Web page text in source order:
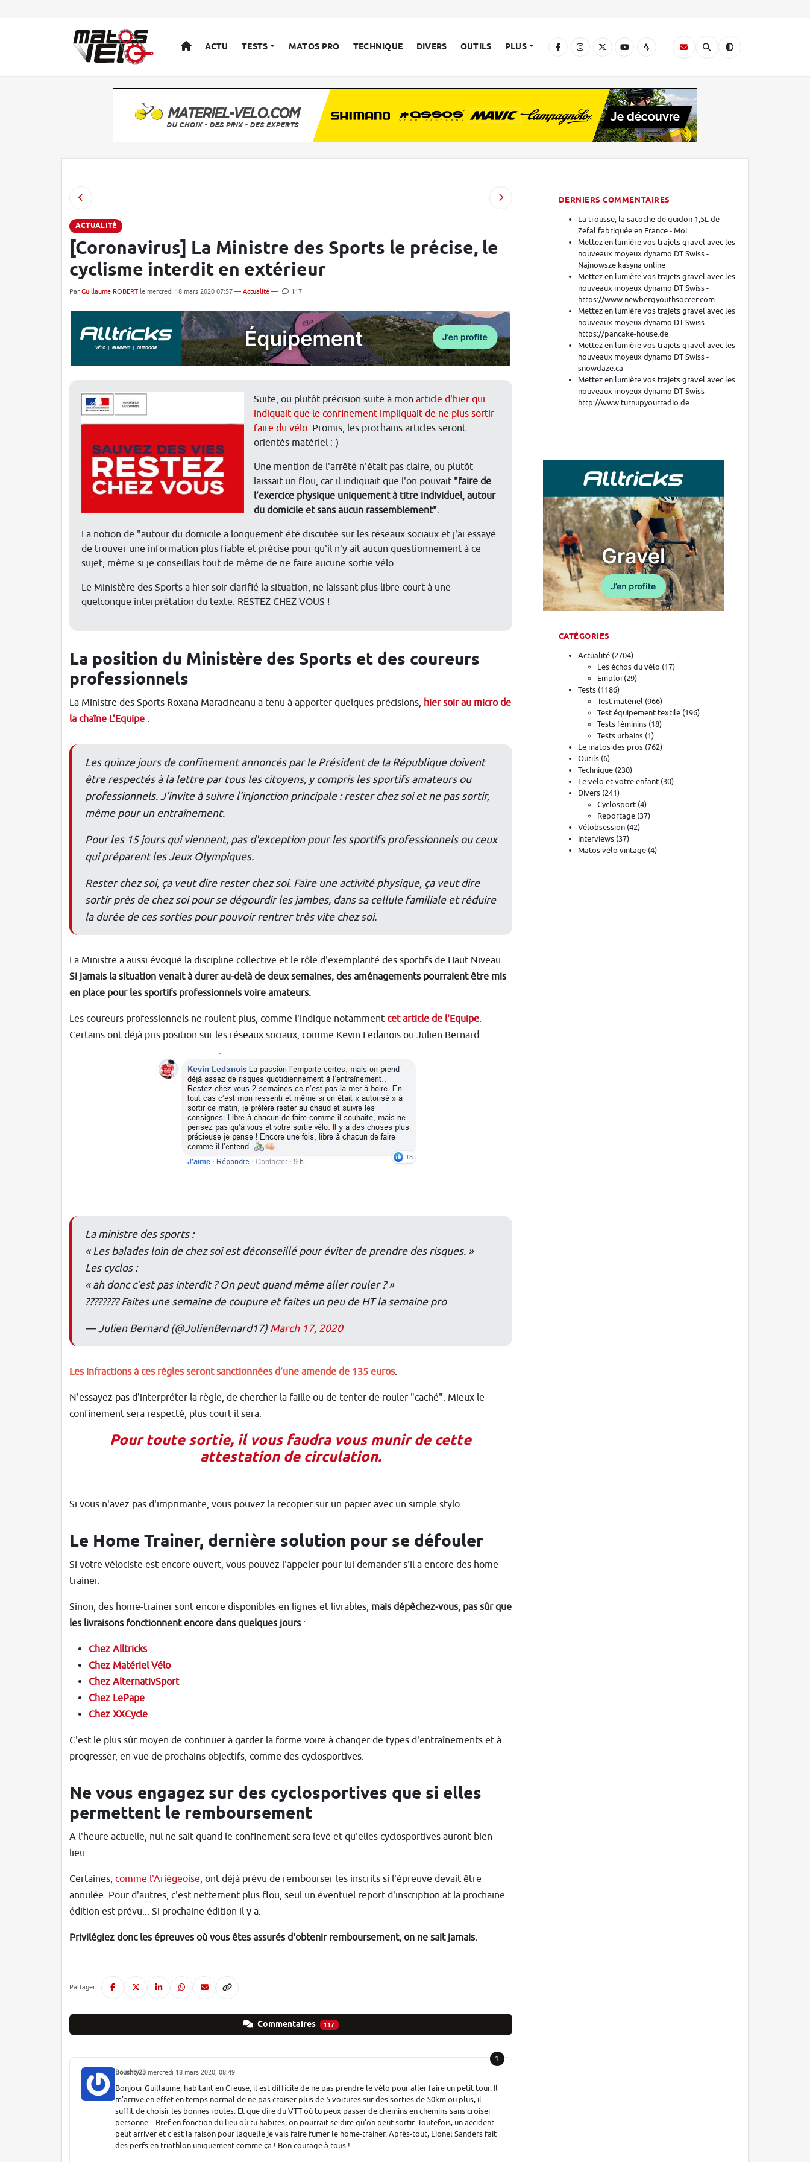
ACCUEIL
ACTU TESTS MATOS PRO TECHNIQUE DIVERS OUTILS PLUS
ACTUALITÉ
[Coronavirus] La Ministre des Sports le précise, le
cyclisme interdit en extérieur
Par Guillaume ROBERT le mercredi 18 mars 2020 07:57 — Actualité — 117
Suite, ou plutôt précision suite à mon article d'hier qui
indiquait que le confinement impliquait de ne plus sortir
faire du vélo. Promis, les prochains articles seront
orientés matériel :-)
Une mention de l'arrêté n'était pas claire, ou plutôt
laissait un flou, car il indiquait que l'on pouvait "faire de
l’exercice physique uniquement à titre individuel, autour
du domicile et sans aucun rassemblement".
La notion de "autour du domicile a longuement été discutée sur les réseaux sociaux et j'ai essayé
de trouver une information plus fiable et précise pour qu'il n'y ait aucun questionnement à ce
sujet, même si je conseillais tout de même de ne faire aucune sortie vélo.
Le Ministère des Sports a hier soir clarifié la situation, ne laissant plus libre-court à une
quelconque interprétation du texte. RESTEZ CHEZ VOUS !
La position du Ministère des Sports et des coureurs
professionnels
La Ministre des Sports Roxana Maracineanu a tenu à apporter quelques précisions, hier soir au micro de
la chaîne L’Equipe :
Les quinze jours de confinement annoncés par le Président de la République doivent
être respectés à la lettre par tous les citoyens, y compris les sportifs amateurs ou
professionnels. J’invite à suivre l’injonction principale : rester chez soi et ne pas sortir,
même pour un entraînement.
Pour les 15 jours qui viennent, pas d'exception pour les sportifs professionnels ou ceux
qui préparent les Jeux Olympiques.
Rester chez soi, ça veut dire rester chez soi. Faire une activité physique, ça veut dire
sortir près de chez soi pour se dégourdir les jambes, dans sa cellule familiale et réduire
la durée de ces sorties pour pouvoir rentrer très vite chez soi.
La Ministre a aussi évoqué la discipline collective et le rôle d'exemplarité des sportifs de Haut Niveau.
Si jamais la situation venait à durer au-delà de deux semaines, des aménagements pourraient être mis
en place pour les sportifs professionnels voire amateurs.
Les coureurs professionnels ne roulent plus, comme l'indique notamment cet article de l'Equipe.
Certains ont déjà pris position sur les réseaux sociaux, comme Kevin Ledanois ou Julien Bernard.
La ministre des sports :
« Les balades loin de chez soi est déconseillé pour éviter de prendre des risques. »
Les cyclos :
« ah donc c’est pas interdit ? On peut quand même aller rouler ? »
???????? Faites une semaine de coupure et faites un peu de HT la semaine pro
— Julien Bernard (@JulienBernard17) March 17, 2020
Les infractions à ces règles seront sanctionnées d’une amende de 135 euros.
N'essayez pas d'interpréter la règle, de chercher la faille ou de tenter de rouler "caché". Mieux le
confinement sera respecté, plus court il sera.
Pour toute sortie, il vous faudra vous munir de cette
attestation de circulation.
Si vous n'avez pas d'imprimante, vous pouvez la recopier sur un papier avec un simple stylo.
Le Home Trainer, dernière solution pour se défouler
Si votre vélociste est encore ouvert, vous pouvez l'appeler pour lui demander s'il a encore des home-
trainer.
Sinon, des home-trainer sont encore disponibles en lignes et livrables, mais dépêchez-vous, pas sûr que
les livraisons fonctionnent encore dans quelques jours:
Chez Alltricks
Chez Matériel Vélo
Chez AlternativSport
Chez LePape
Chez XXCycle
C'est le plus sûr moyen de continuer à garder la forme voire à changer de types d'entraînements et à
progresser, en vue de prochains objectifs, comme des cyclosportives.
Ne vous engagez sur des cyclosportives que si elles
permettent le remboursement
A l'heure actuelle, nul ne sait quand le confinement sera levé et qu'elles cyclosportives auront bien
lieu.
Certaines, comme l'Ariégeoise, ont déjà prévu de rembourser les inscrits si l'épreuve devait être
annulée. Pour d'autres, c'est nettement plus flou, seul un éventuel report d'inscription at la prochaine
édition est prévu... Si prochaine édition il y a.
Privilégiez donc les épreuves où vous êtes assurés d'obtenir remboursement, on ne sait jamais.
Partager :
Commentaires 117
1
Boushty23 mercredi 18 mars 2020, 08:49
Bonjour Guillaume, habitant en Creuse, il est difficile de ne pas prendre le vélo pour aller faire un petit tour. Il
m'arrive en effet en temps normal de ne pas croiser plus de 5 voitures sur des sorties de 50km ou plus, il
suffit de choisir les bonnes routes. Et que dire du VTT où tu peux passer de chemins en chemins sans croiser
personne... Bref en fonction du lieu où tu habites, on pourrait se dire qu'on peut sortir. Toutefois, un accident
peut arriver et c'est la raison pour laquelle je vais faire fumer le home-trainer. Après-tout, Lionel Sanders fait
des perfs en triathlon uniquement comme ça ! Bon courage à tous !
DERNIERS COMMENTAIRES
La trousse, la sacoche de guidon 1,5L de
Zefal fabriquée en France - Moi
Mettez en lumière vos trajets gravel avec les
nouveaux moyeux dynamo DT Swiss -
Najnowsze kasyna online
Mettez en lumière vos trajets gravel avec les
nouveaux moyeux dynamo DT Swiss -
https://www.newbergyouthsoccer.com
Mettez en lumière vos trajets gravel avec les
nouveaux moyeux dynamo DT Swiss -
https://pancake-house.de
Mettez en lumière vos trajets gravel avec les
nouveaux moyeux dynamo DT Swiss -
snowdaze.ca
Mettez en lumière vos trajets gravel avec les
nouveaux moyeux dynamo DT Swiss -
http://www.turnupyourradio.de
CATÉGORIES
Actualité (2704)
Les échos du vélo (17)
Emploi (29)
Tests (1186)
Test matériel (966)
Test équipement textile (196)
Tests féminins (18)
Tests urbains (1)
Le matos des pros (762)
Outils (6)
Technique (230)
Le vélo et votre enfant (30)
Divers (241)
Cyclosport (4)
Reportage (37)
Vélobsession (42)
Interviews (37)
Matos vélo vintage (4)